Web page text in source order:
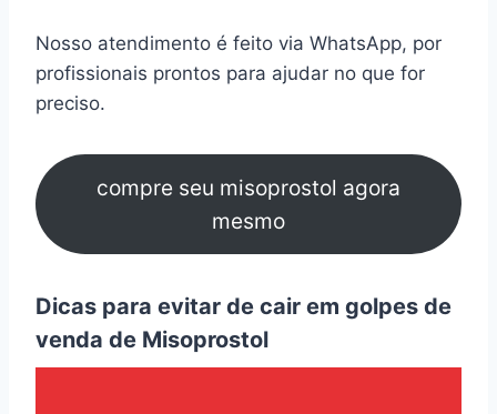
Nosso atendimento é feito via WhatsApp, por
profissionais prontos para ajudar no que for
preciso.
compre seu misoprostol agora
mesmo
Dicas para evitar de cair em golpes de
venda de Misoprostol